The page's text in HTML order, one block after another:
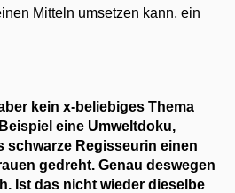
Mitteln umsetzen kann, ein
kein x-beliebiges Thema
eine Umweltdoku,
schwarze Regisseurin einen
gedreht. Genau deswegen
Ist das nicht wieder dieselbe